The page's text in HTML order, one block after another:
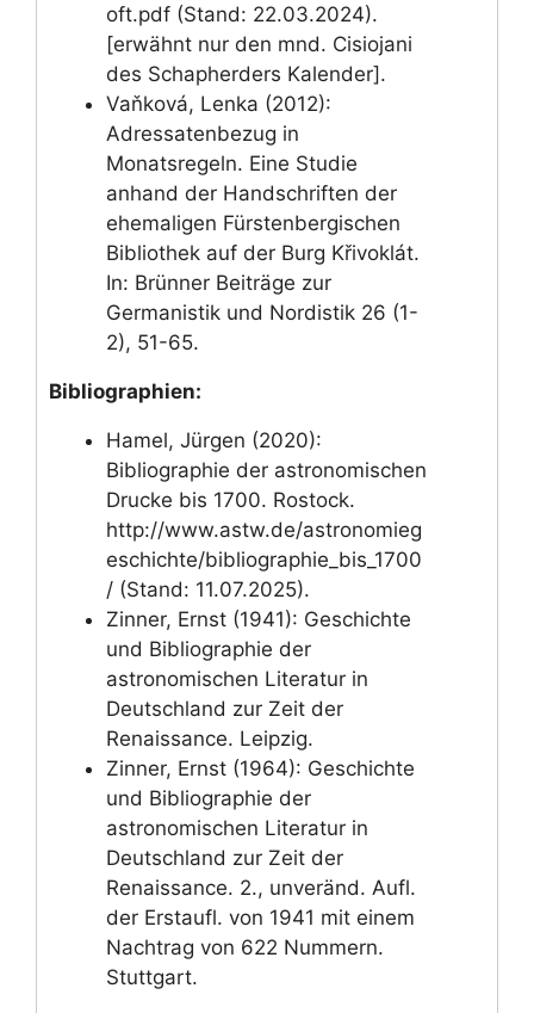
oft.pdf (Stand: 22.03.2024).
[erwähnt nur den mnd. Cisiojani
des Schapherders Kalender].
Vaňková, Lenka (2012):
Adressatenbezug in
Monatsregeln. Eine Studie
anhand der Handschriften der
ehemaligen Fürstenbergischen
Bibliothek auf der Burg Křivoklát.
In: Brünner Beiträge zur
Germanistik und Nordistik 26 (1-
2), 51-65.
Bibliographien:
Hamel, Jürgen (2020):
Bibliographie der astronomischen
Drucke bis 1700. Rostock.
http://www.astw.de/astronomieg
eschichte/bibliographie_bis_1700
/ (Stand: 11.07.2025).
Zinner, Ernst (1941): Geschichte
und Bibliographie der
astronomischen Literatur in
Deutschland zur Zeit der
Renaissance. Leipzig.
Zinner, Ernst (1964): Geschichte
und Bibliographie der
astronomischen Literatur in
Deutschland zur Zeit der
Renaissance. 2., unveränd. Aufl.
der Erstaufl. von 1941 mit einem
Nachtrag von 622 Nummern.
Stuttgart.